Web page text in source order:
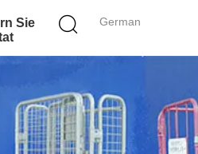
German
Sie